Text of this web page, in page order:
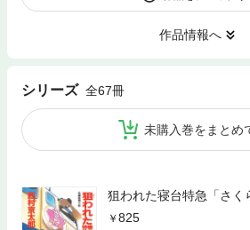
作品情報へ
シリーズ 全67冊
未購入巻をまとめ
狙われた寝台特急「さく
825